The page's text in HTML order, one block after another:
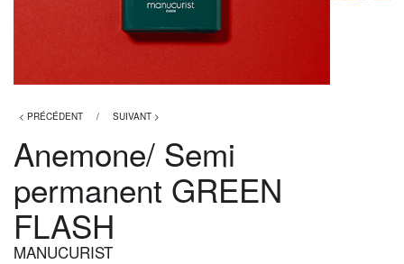
< PRÉCÉDENT / SUIVANT >
Anemone/ Semi
permanent GREEN
FLASH
MANUCURIST